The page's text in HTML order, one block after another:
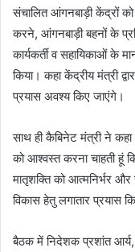
संचालित आंगनबाड़ी केंद्रों को
करने, आंगनबाड़ी बहनों के
कार्यकर्ती व सहायिकाओं के
किया। कहा केंद्रीय मंत्री
प्रयास अवश्य किए जाएंगे।
साथ ही कैबिनेट मंत्री ने
को आश्वस्त करना चाहती हूं
मातृशक्ति को आत्मनिर्भर और
विकास हेतु लगातार प्रयास
बैठक में निदेशक प्रशांत आर्य,